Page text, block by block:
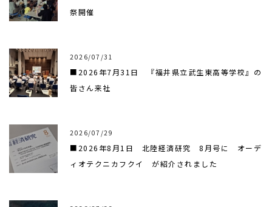
祭開催
2026/07/31
■2026年7月31日 『福井県立武生東高等学校』の
皆さん来社
2026/07/29
■2026年8月1日 北陸経済研究 8月号に オーデ
ィオテクニカフクイ が紹介されました